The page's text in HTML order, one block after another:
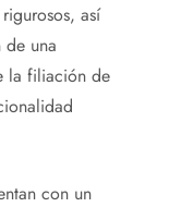
así
una
la filiación de
con un